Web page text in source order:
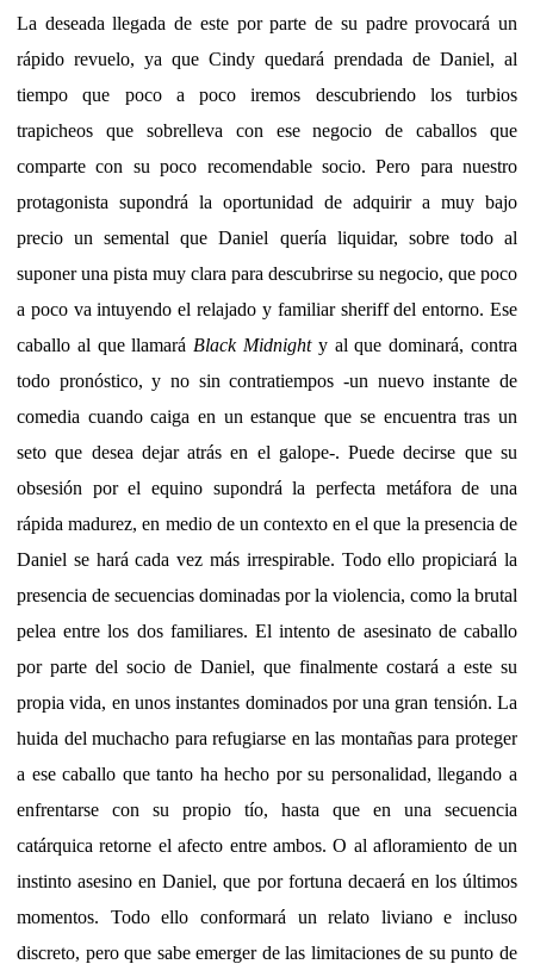
La deseada llegada de este por parte de su padre provocará un
rápido revuelo, ya que Cindy quedará prendada de Daniel, al
tiempo que poco a poco iremos descubriendo los turbios
trapicheos que sobrelleva con ese negocio de caballos que
comparte con su poco recomendable socio. Pero para nuestro
protagonista supondrá la oportunidad de adquirir a muy bajo
precio un semental que Daniel quería liquidar, sobre todo al
suponer una pista muy clara para descubrirse su negocio, que poco
a poco va intuyendo el relajado y familiar sheriff del entorno. Ese
caballo al que llamará Black Midnighty al que dominará, contra
todo pronóstico, y no sin contratiempos -un nuevo instante de
comedia cuando caiga en un estanque que se encuentra tras un
seto que desea dejar atrás en el galope-. Puede decirse que su
obsesión por el equino supondrá la perfecta metáfora de una
rápida madurez, en medio de un contexto en el que la presencia de
Daniel se hará cada vez más irrespirable. Todo ello propiciará la
presencia de secuencias dominadas por la violencia, como la brutal
pelea entre los dos familiares. El intento de asesinato de caballo
por parte del socio de Daniel, que finalmente costará a este su
propia vida, en unos instantes dominados por una gran tensión. La
huida del muchacho para refugiarse en las montañas para proteger
a ese caballo que tanto ha hecho por su personalidad, llegando a
enfrentarse con su propio tío, hasta que en una secuencia
catárquica retorne el afecto entre ambos. O al afloramiento de un
instinto asesino en Daniel, que por fortuna decaerá en los últimos
momentos. Todo ello conformará un relato liviano e incluso
discreto, pero que sabe emerger de las limitaciones de su punto de